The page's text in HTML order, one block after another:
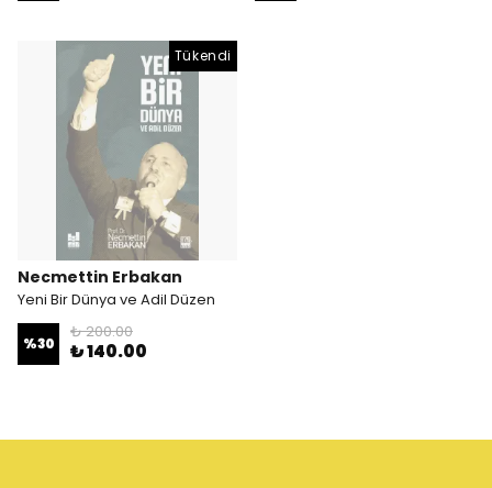
Tükendi
Necmettin Erbakan
Yeni Bir Dünya ve Adil Düzen
%30
₺ 200.00
₺ 140.00